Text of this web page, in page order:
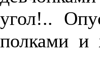
угол!..
полками и